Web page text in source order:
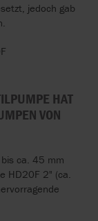
jedoch gab
HAT
VON
ca. 45 mm
HD20F 2" (ca.